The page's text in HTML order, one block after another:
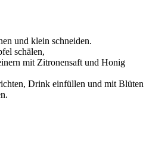
und klein schneiden.
schälen,
mit Zitronensaft und Honig
Drink einfüllen und mit Blüten